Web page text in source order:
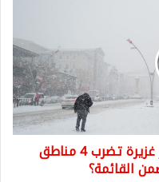
تحذيرات الأرصاد: ثلوج وأمطار غزيرة تضرب 4 مناطق
القائمة؟